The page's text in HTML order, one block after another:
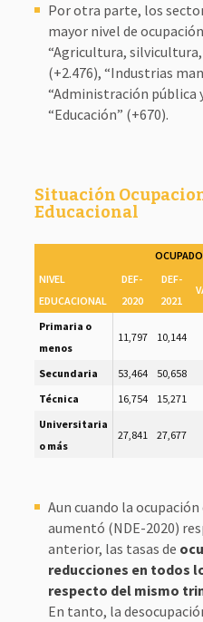
Por otra parte, los
mayor nivel de
“Agricultura, silvicultura,
(+2.476), “Industrias
“Administración pública
“Educación” (+670).
Situación
Educacional
NIVEL
EDUCACIONAL
DEF-
2020
DEF-
2021
Primaria o
menos
11,797 10,144
Secundaria 53,464 50,658
Técnica
16,754 15,271
Universitaria
o más
27,841 27,677
Aun cuando la
aumentó (NDE-2020)
anterior, las tasas de
reducciones en todos
respecto del mismo
En tanto, la